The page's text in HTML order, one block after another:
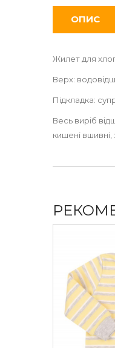
ОПИС
Жилет для
Верх:
Підкладка:
Весь виріб
кишені